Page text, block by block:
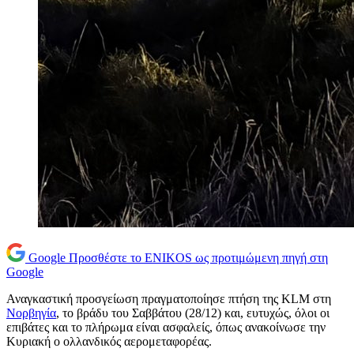
Google Προσθέστε το ENIKOS ως προτιμώμενη πηγή στη
Google
Αναγκαστική προσγείωση πραγματοποίησε πτήση της KLM στη
Νορβηγία, το βράδυ του Σαββάτου (28/12) και, ευτυχώς, όλοι οι
επιβάτες και το πλήρωμα είναι ασφαλείς, όπως ανακοίνωσε την
Κυριακή ο ολλανδικός αερομεταφορέας.